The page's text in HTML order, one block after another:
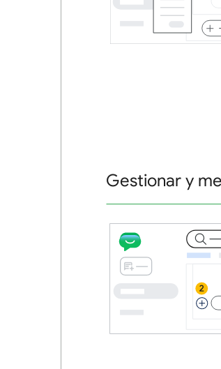
Gestionar y